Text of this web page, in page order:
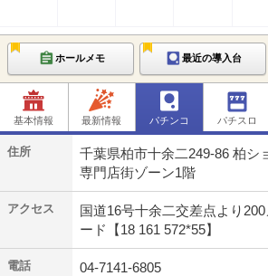
ホールメモ 最近の導入台
基本情報 最新情報 パチンコ パチスロ
住所
千葉県柏市十余二249-86 柏シ
専門店街ゾーン1階
アクセス
国道16号十余二交差点より
ード【18 161 572*55】
電話 04-7141-6805